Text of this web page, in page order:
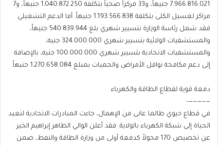
7.966.816.021 جنيهاً، و33 مركزاً صحياً بتكلفة 1.040.872.250 جنيهاً، و7
مراكز لغسيل الكلى بتكلفة 1.193.566.838 جنيهاً. أما الدعم التشغيلي
فقد شمل رئاسة الوزارة بتسيير شهري بلغ 540.839.944 جنيهاً،
والمستشفيات الولائية بتسيير شهري 324.000.000 جنيه،
والمستشفيات الاتحادية بتسيير شهري 100.000.000 جنيه، بالإضافة
إلى دعم مكافحة نواقل الأمراض والحميات بمبلغ 1.270.658.084 جنيهاً.
دفعة قوية لقطاع الطاقة والكهرباء
—————-
في قطاع حيوي طالما عانى من الإهمال، جاءت المبادرات الاتحادية لتعيد
الحياة إلى شبكة الكهرباء بالولاية. فقد أعلن الوالي الطاهر إبراهيم الخير
عن تخصيص 170 محولاً كدفعة أولى من وزارة الطاقة والنفط، ضمن